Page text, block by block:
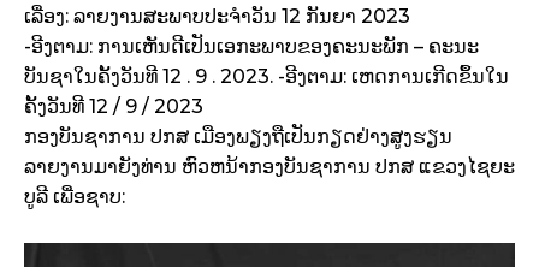
ເລື່ອງ: ລາຍງານສະພາບປະຈໍາວັນ 12 ກັນຍາ 2023
-ອີງຕາມ: ການເຫັນດີເປັນເອກະພາບຂອງຄະນະພັກ – ຄະນະ
ບັນຊາໃນຄັ້ງວັນທີ 12 . 9 . 2023. -ອີງຕາມ: ເຫດການເກີດຂຶ້ນໃນ
ຄັ້ງວັນທີ 12 / 9 / 2023
ກອງບັນຊາການ ປກສ ເມືອງພຽງຖືເປັນກຽດຢ່າງສູງຮຽນ
ລາຍງານມາຍັງທ່ານ ຫົວຫນ້າກອງບັນຊາການ ປກສ ແຂວງໄຊຍະ
ບູລີ ເພື່ອຊາບ: